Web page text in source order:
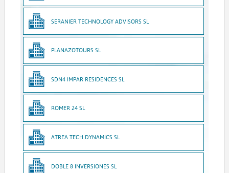
SERANIER TECHNOLOGY ADVISORS SL
PLANAZOTOURS SL
SDN4 IMPAR RESIDENCES SL
ROMER 24 SL
ATREA TECH DYNAMICS SL
DOBLE 8 INVERSIONES SL